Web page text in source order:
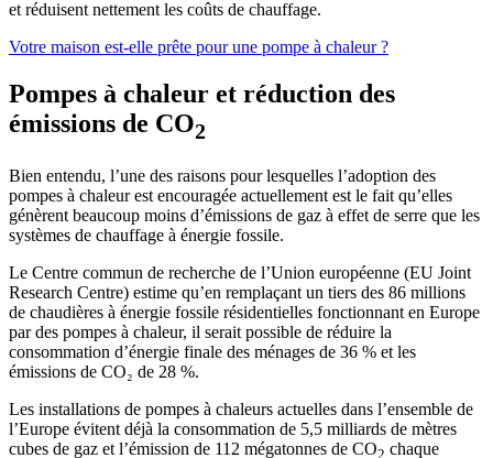
et réduisent nettement les coûts de chauffage.
Votre maison est-elle prête pour une pompe à chaleur ?
Pompes à chaleur et réduction des
émissions de CO2
Bien entendu, l’une des raisons pour lesquelles l’adoption des
pompes à chaleur est encouragée actuellement est le fait qu’elles
génèrent beaucoup moins d’émissions de gaz à effet de serre que les
systèmes de chauffage à énergie fossile.
Le Centre commun de recherche de l’Union européenne (EU Joint
Research Centre) estime qu’en remplaçant un tiers des 86 millions
de chaudières à énergie fossile résidentielles fonctionnant en Europe
par des pompes à chaleur, il serait possible de réduire la
consommation d’énergie finale des ménages de 36 % et les
émissions de CO₂ de 28 %.
Les installations de pompes à chaleurs actuelles dans l’ensemble de
l’Europe évitent déjà la consommation de 5,5 milliards de mètres
cubes de gaz et l’émission de 112 mégatonnes de CO2 chaque